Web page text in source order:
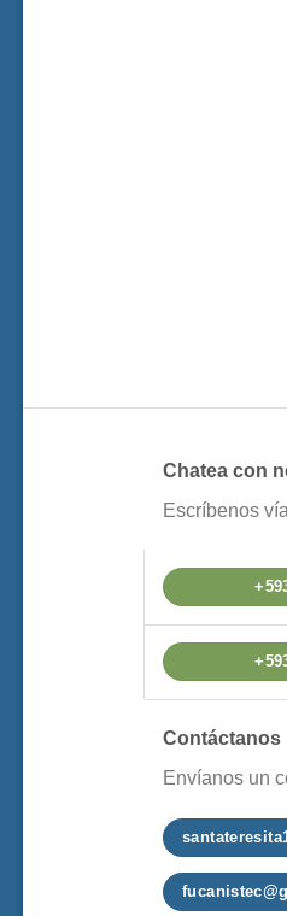
Chatea con
Escríbenos
Contáctanos
Envíanos un